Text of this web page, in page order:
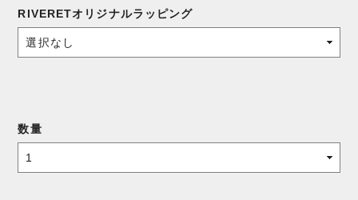
RIVERETオリジナルラッピング
数量